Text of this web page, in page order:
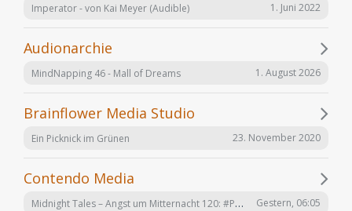
Imperator - von Kai Meyer (Audible) 1. Juni 2022
Audionarchie
MindNapping 46 - Mall of Dreams 1. August 2026
Brainflower Media Studio
Ein Picknick im Grünen 23. November 2020
Contendo Media
Midnight Tales – Angst um Mitternacht 120: #Penizitas ist real! (VÖ 7. August 2026) Gestern, 06:05